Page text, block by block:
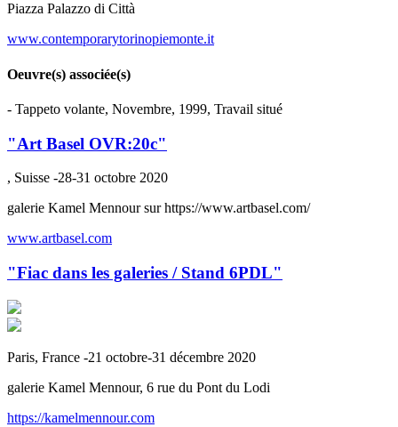
Piazza Palazzo di Città
www.contemporarytorinopiemonte.it
Oeuvre(s) associée(s)
- Tappeto volante, Novembre, 1999, Travail situé
"Art Basel OVR:20c"
, Suisse -28-31 octobre 2020
galerie Kamel Mennour sur https://www.artbasel.com/
www.artbasel.com
"Fiac dans les galeries / Stand 6PDL"
Paris, France -21 octobre-31 décembre 2020
galerie Kamel Mennour, 6 rue du Pont du Lodi
https://kamelmennour.com